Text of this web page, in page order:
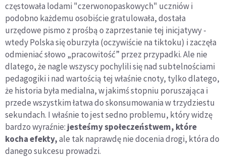
częstowała lodami "czerwonopaskowych" uczniów i
podobno każdemu osobiście gratulowała, dostała
urzędowe pismo z prośbą o zaprzestanie tej inicjatywy -
wtedy Polska się oburzyła (oczywiście na tiktoku) i zaczęła
odmieniać słowo „pracowitość” przez przypadki. Ale nie
dlatego, że nagle wszyscy pochylili się nad subtelnościami
pedagogiki i nad wartością tej właśnie cnoty, tylko dlatego,
że historia była medialna, w jakimś stopniu poruszająca i
przede wszystkim łatwa do skonsumowania w trzydziestu
sekundach. I właśnie to jest sedno problemu, który widzę
bardzo wyraźnie: jesteśmy społeczeństwem, które
kocha efekty,ale tak naprawdę nie docenia drogi, która do
danego sukcesu prowadzi.